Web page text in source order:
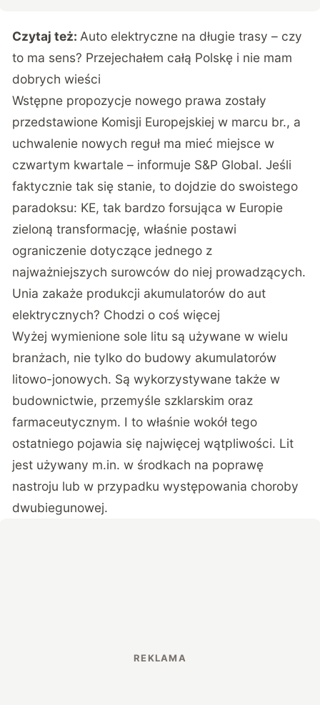
Czytaj też: Auto elektryczne na długie trasy – czy
to ma sens? Przejechałem całą Polskę i nie mam
dobrych wieści
Wstępne propozycje nowego prawa zostały
przedstawione Komisji Europejskiej w marcu br., a
uchwalenie nowych reguł ma mieć miejsce w
czwartym kwartale – informuje S&P Global. Jeśli
faktycznie tak się stanie, to dojdzie do swoistego
paradoksu: KE, tak bardzo forsująca w Europie
zieloną transformację, właśnie postawi
ograniczenie dotyczące jednego z
najważniejszych surowców do niej prowadzących.
Unia zakaże produkcji akumulatorów do aut
elektrycznych? Chodzi o coś więcej
Wyżej wymienione sole litu są używane w wielu
branżach, nie tylko do budowy akumulatorów
litowo-jonowych. Są wykorzystywane także w
budownictwie, przemyśle szklarskim oraz
farmaceutycznym. I to właśnie wokół tego
ostatniego pojawia się najwięcej wątpliwości. Lit
jest używany m.in. w środkach na poprawę
nastroju lub w przypadku występowania choroby
dwubiegunowej.